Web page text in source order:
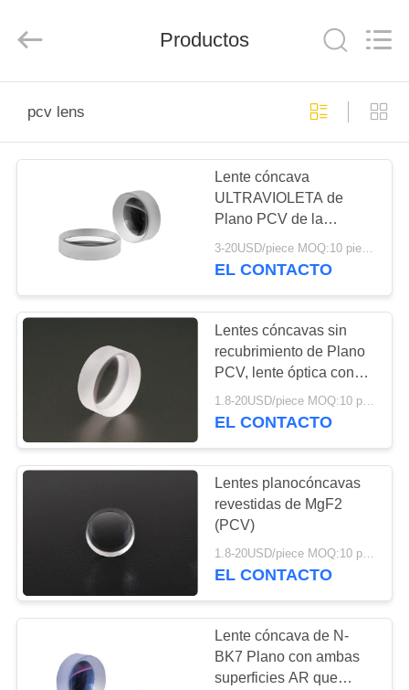
PRODUCTOS
NOSOTROS
VIAJE
DE
FÁBRICA
CONTROL
DE
CALIDAD
ÉNTRENOS
EN
CONTACTO
Optics
Co.,Ltd.
Productos
pcv lens
Lente cóncava
ULTRAVIOLETA de
Plano PCV de la
silicona fundida con la
capa modificada para
3-20USD/piece MOQ:10 piezas
EL CONTACTO
Lentes cóncavas sin
recubrimiento de Plano
PCV, lente óptica con
longitudes focales
negativas
1.8-20USD/piece MOQ:10 piezas
EL CONTACTO
Lentes planocóncavas
revestidas de MgF2
(PCV)
1.8-20USD/piece MOQ:10 piezas
EL CONTACTO
Lente cóncava de N-
BK7 Plano con ambas
superficies AR que